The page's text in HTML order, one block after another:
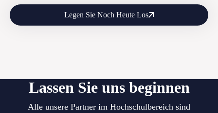
Legen Sie Noch Heute Los
Lassen Sie unsbeginnen
Alle unsere Partner im Hochschulbereich sind